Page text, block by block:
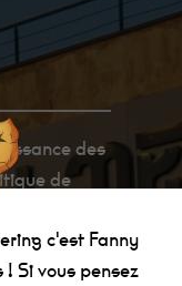
des
de
c'est Fanny
Si vous pensez